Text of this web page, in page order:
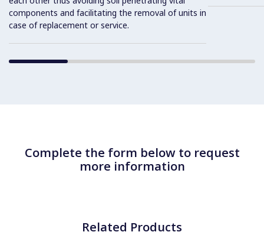
components and facilitating the removal of units in
case of replacement or service.
Complete the form below to request
more information
Related Products